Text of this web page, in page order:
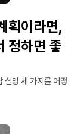
획이라면,
정하면 좋
설명 세 가지를 어떻